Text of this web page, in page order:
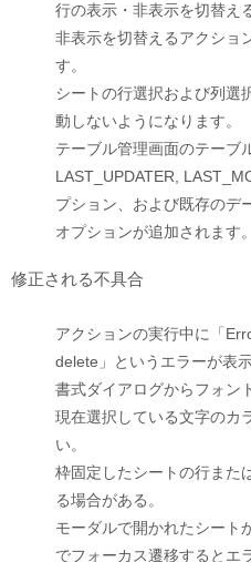
行の表示・非表示を切替え
非表示を切替えるアクショ
す。
シートの行選択および列選
動しないようになります。
テーブル管理画面のテーブ
LAST_UPDATER,
プション、および既存のデ
オプションが追加されます。
修正される不具合
アクションの実行中に「
delete」というエラーが表
書式ダイアログからフォン
現在選択している文字のカ
い。
枠固定したシートの行また
る場合がある。
モーダルで開かれたシート
でフォーカス遷移するとエ